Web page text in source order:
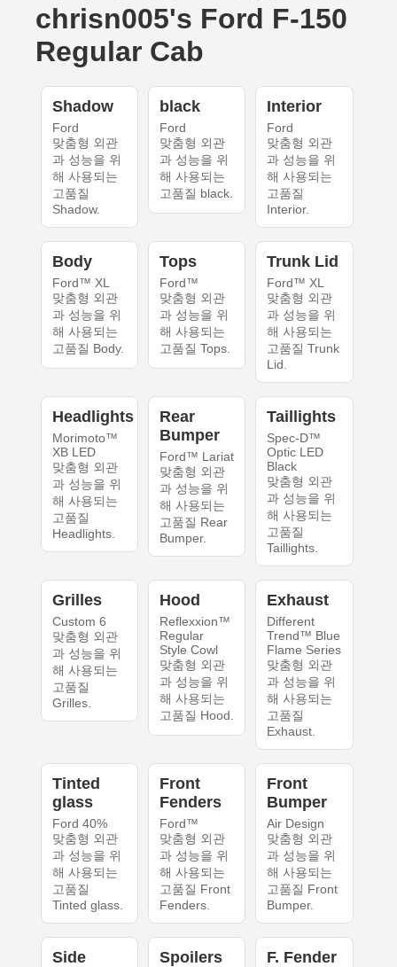
chrisn005's Ford F-150
Regular Cab
Shadow
Ford
맞춤형 외관
과 성능을 위
해 사용되는
고품질
Shadow.
black
Ford
맞춤형 외관
과 성능을 위
해 사용되는
고품질 black.
Interior
Ford
맞춤형 외관
과 성능을 위
해 사용되는
고품질
Interior.
Body
Ford™ XL
맞춤형 외관
과 성능을 위
해 사용되는
고품질 Body.
Tops
Ford™
맞춤형 외관
과 성능을 위
해 사용되는
고품질 Tops.
Trunk Lid
Ford™ XL
맞춤형 외관
과 성능을 위
해 사용되는
고품질 Trunk
Lid.
Headlights
Morimoto™
XB LED
맞춤형 외관
과 성능을 위
해 사용되는
고품질
Headlights.
Rear
Bumper
Ford™ Lariat
맞춤형 외관
과 성능을 위
해 사용되는
고품질 Rear
Bumper.
Taillights
Spec-D™
Optic LED
Black
맞춤형 외관
과 성능을 위
해 사용되는
고품질
Taillights.
Grilles
Custom 6
맞춤형 외관
과 성능을 위
해 사용되는
고품질
Grilles.
Hood
Reflexxion™
Regular
Style Cowl
맞춤형 외관
과 성능을 위
해 사용되는
고품질 Hood.
Exhaust
Different
Trend™ Blue
Flame Series
맞춤형 외관
과 성능을 위
해 사용되는
고품질
Exhaust.
Tinted
glass
Ford 40%
맞춤형 외관
과 성능을 위
해 사용되는
고품질
Tinted glass.
Front
Fenders
Ford™
맞춤형 외관
과 성능을 위
해 사용되는
고품질 Front
Fenders.
Front
Bumper
Air Design
맞춤형 외관
과 성능을 위
해 사용되는
고품질 Front
Bumper.
Side Spoilers F. Fender